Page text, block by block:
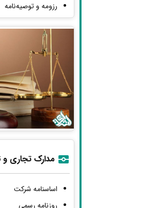
رزومه و توصیه‌نامه
مدارک تجاری و
اساسنامه شرکت
روزنامه رسمی